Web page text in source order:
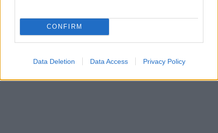
CONFIRM
Data Deletion Data Access Privacy Policy